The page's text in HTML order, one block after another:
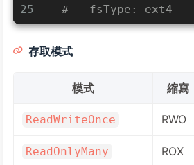
25
#   fsType: ext4
存取模式
模式 縮寫
ReadWriteOnce RWO
ReadOnlyMany ROX